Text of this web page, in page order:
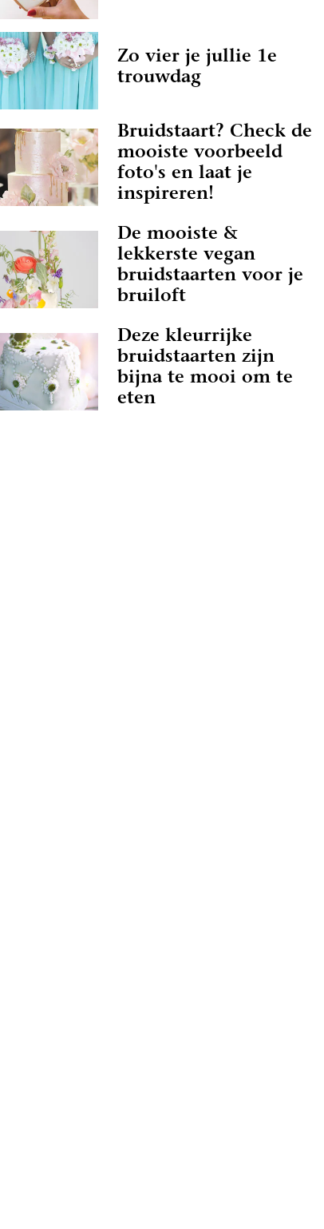
Zo vier je jullie 1e
trouwdag
Bruidstaart? Check de
mooiste voorbeeld
foto's en laat je
inspireren!
De mooiste &
lekkerste vegan
bruidstaarten voor je
bruiloft
Deze kleurrijke
bruidstaarten zijn
bijna te mooi om te
eten